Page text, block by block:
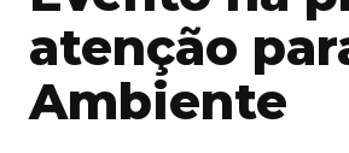
atenção
Ambiente